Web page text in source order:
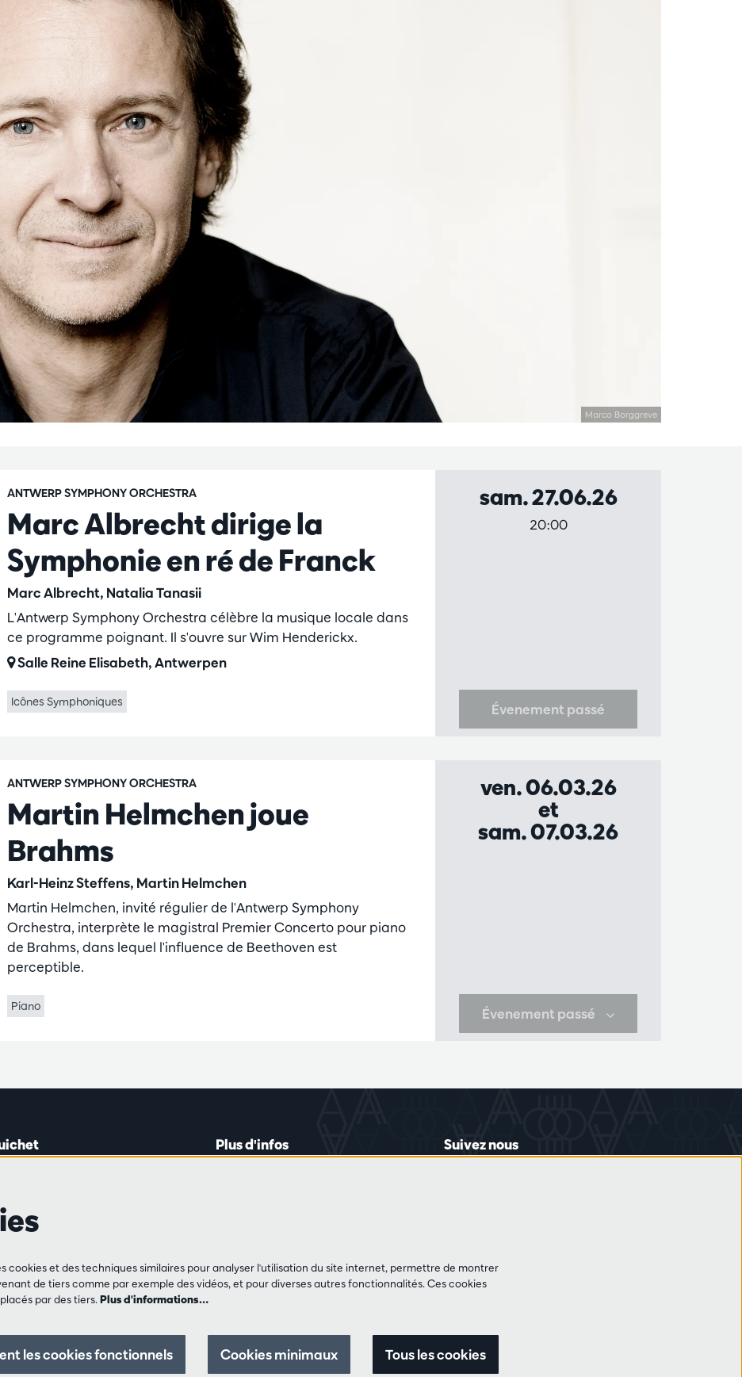
Marco Borggreve
Marc Albrecht dirige la
Symphonie en ré de Franck
Marc Albrecht, Natalia Tanasii
ANTWERP SYMPHONY ORCHESTRA
L'Antwerp Symphony Orchestra célèbre la musique locale dans
ce programme poignant. Il s'ouvre sur Wim Henderickx.
Salle Reine Elisabeth, Antwerpen
Icônes Symphoniques
sam. 27.06.26
20:00
Évenement passé
Martin Helmchen joue
Brahms
Karl-Heinz Steffens, Martin Helmchen
ANTWERP SYMPHONY ORCHESTRA
Martin Helmchen, invité régulier de l'Antwerp Symphony
Orchestra, interprète le magistral Premier Concerto pour piano
de Brahms, dans lequel l'influence de Beethoven est
perceptible.
Piano
ven. 06.03.26
et
sam. 07.03.26
Évenement passé
à 16h45
(0)3 213 54 06
mar, jeu et vendredis
14h00 à 17h00
Plus d'infos Suivez nous
cookies et des techniques similaires pour analyser l'utilisation du site internet, permettre de montrer
de tiers comme par exemple des vidéos, et pour diverses autres fonctionnalités. Ces cookies
par des tiers.Plus d'informations…
les cookies fonctionnels Cookies minimaux Tous les cookies